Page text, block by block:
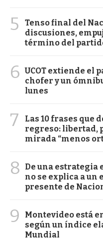
5
Tenso final del
discusiones,
término del
6 UCOT extiende el
chofer y un
lunes
7
Las 10 frases que
regreso: libertad,
mirada “menos
8
De una estrategia
no se explica a un
presente de
9
Montevideo está
según un índice
Mundial